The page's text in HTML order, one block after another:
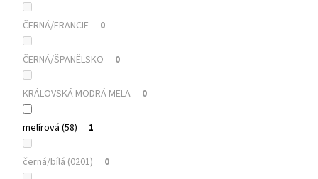
ČERNÁ/FRANCIE 0
ČERNÁ/ŠPANĚLSKO 0
KRÁLOVSKÁ MODRÁ MELA 0
melírová (58) 1
černá/bílá (0201) 0